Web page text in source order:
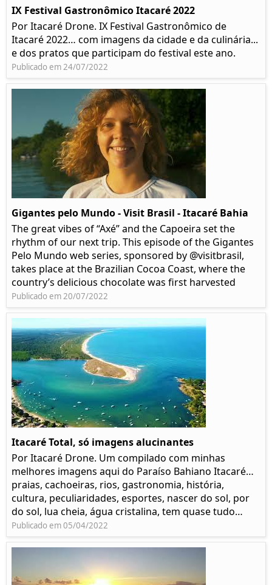
IX Festival Gastronômico Itacaré 2022
Por Itacaré Drone. IX Festival Gastronômico de
Itacaré 2022… com imagens da cidade e da culinária...
e dos pratos que participam do festival este ano.
Publicado em 24/07/2022
Gigantes pelo Mundo - Visit Brasil - Itacaré Bahia
The great vibes of “Axé” and the Capoeira set the
rhythm of our next trip. This episode of the Gigantes
Pelo Mundo web series, sponsored by @visitbrasil,
takes place at the Brazilian Cocoa Coast, where the
country’s delicious chocolate was first harvested
Publicado em 20/07/2022
Itacaré Total, só imagens alucinantes
Por Itacaré Drone. Um compilado com minhas
melhores imagens aqui do Paraíso Bahiano Itacaré…
praias, cachoeiras, rios, gastronomia, história,
cultura, peculiaridades, esportes, nascer do sol, por
do sol, lua cheia, água cristalina, tem quase tudo…
Publicado em 05/04/2022